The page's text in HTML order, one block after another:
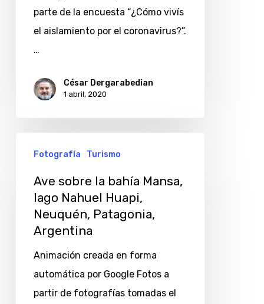
parte de la encuesta “¿Cómo vivís
el aislamiento por el coronavirus?”.
…
César Dergarabedian
1 abril, 2020
sobre
bahía
Mansa,
lago
Nahuel
Huapi,
Neuquén,
Fotografía Turismo
Ave sobre la bahía Mansa,
lago Nahuel Huapi,
Neuquén, Patagonia,
Argentina
Animación creada en forma
automática por Google Fotos a
partir de fotografías tomadas el